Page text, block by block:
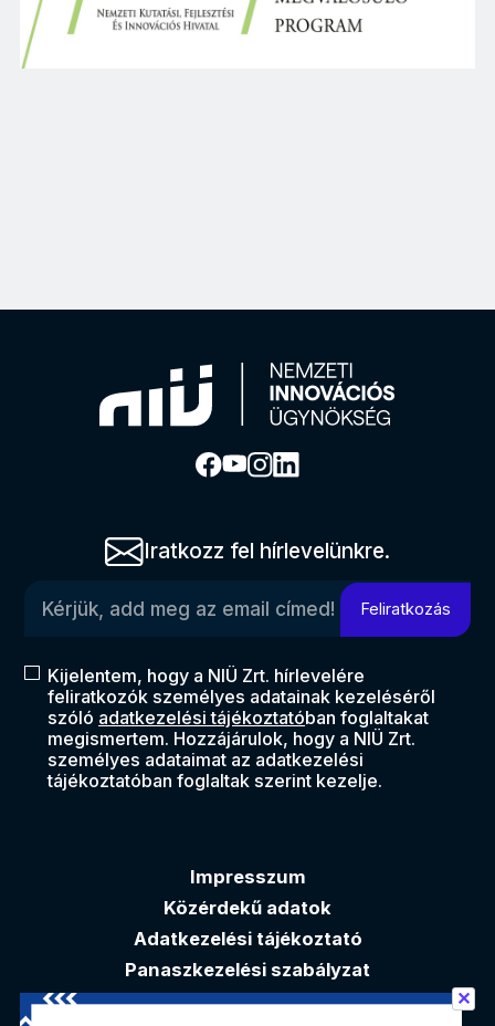
Iratkozz fel hírlevelünkre.
Feliratkozás
Kijelentem, hogy a NIÜ Zrt. hírlevelére
feliratkozók személyes adatainak kezeléséről
szóló adatkezelési tájékoztatóban foglaltakat
megismertem. Hozzájárulok, hogy a NIÜ Zrt.
személyes adataimat az adatkezelési
tájékoztatóban foglaltak szerint kezelje.
Impresszum
Közérdekű adatok
Adatkezelési tájékoztató
Panaszkezelési szabályzat
Akadálymentesítési nyilatkozat
✕